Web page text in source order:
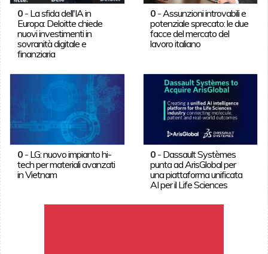
0- La sfida dell'IA in
Europa: Deloitte chiede
nuovi investimenti in
sovranità digitale e
finanziaria
0 - Assunzioni introvabili e
potenziale sprecato: le due
facce del mercato del
lavoro italiano
0- LG: nuovo impianto hi-
tech per materiali avanzati
in Vietnam
0 - Dassault Systèmes
punta ad ArisGlobal per
una piattaforma unificata
AI per il Life Sciences